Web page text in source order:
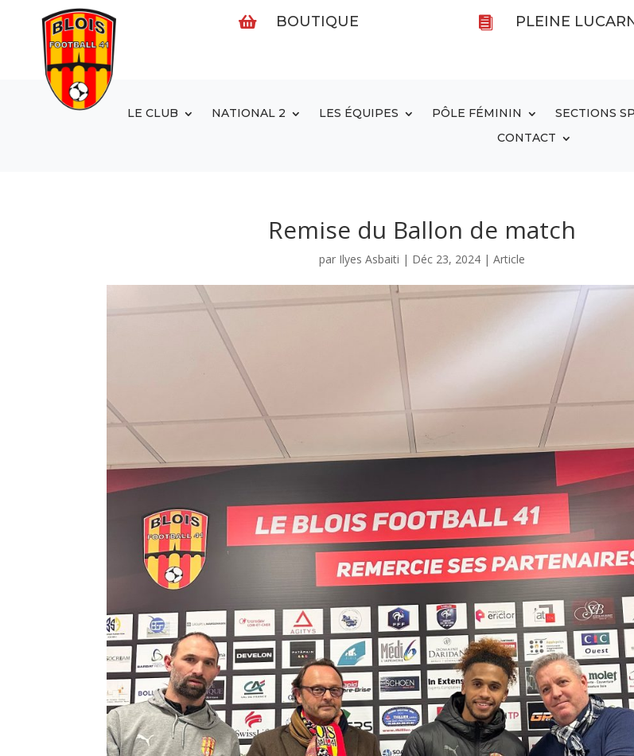
 BOUTIQUE  PLEINE
LE CLUB NATIONAL 2 LES ÉQUIPES PÔLE FÉMININ SECTIONS
CONTACT
Remise du Ballon de match
par Ilyes Asbaiti | Déc 23, 2024| Article